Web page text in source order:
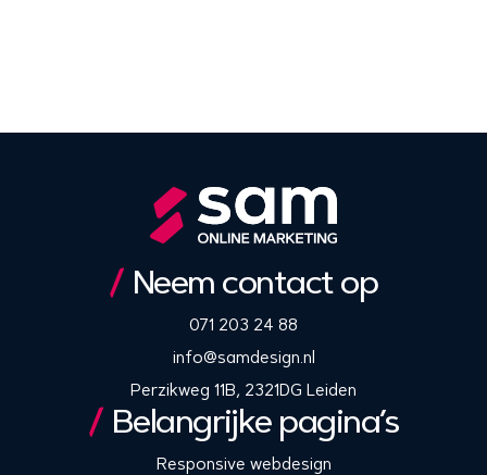
Neem contact op
071 203 24 88
info@samdesign.nl
Perzikweg 11B, 2321DG Leiden
Belangrijke pagina’s
Responsive webdesign